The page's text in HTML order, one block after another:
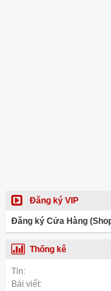
Đăng ký VIP
Đăng ký Cửa Hàng
Thống kê
Tin:
Bài viết: